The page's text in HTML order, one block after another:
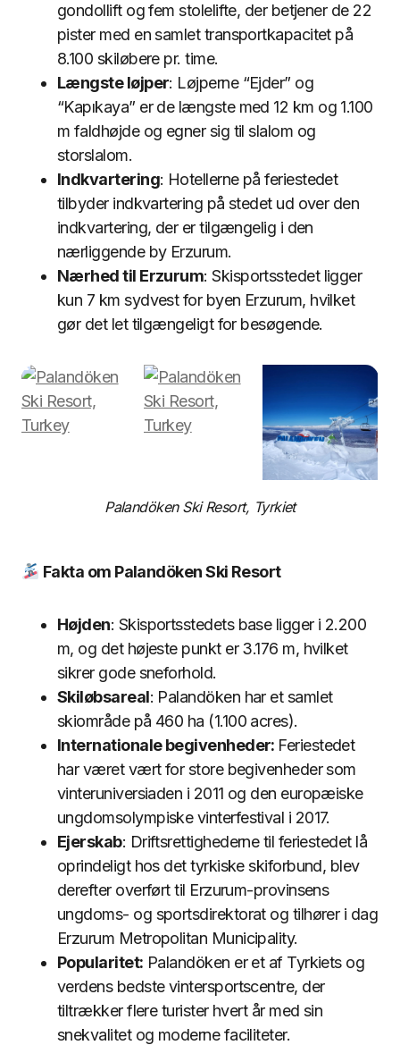
gondollift og fem stolelifte, der betjener de 22
pister med en samlet transportkapacitet på
8.100 skiløbere pr. time.
Længste løjper: Løjperne “Ejder” og
“Kapıkaya” er de længste med 12 km og 1.100
m faldhøjde og egner sig til slalom og
storslalom.
Indkvartering: Hotellerne på feriestedet
tilbyder indkvartering på stedet ud over den
indkvartering, der er tilgængelig i den
nærliggende by Erzurum.
Nærhed til Erzurum: Skisportsstedet ligger
kun 7 km sydvest for byen Erzurum, hvilket
gør det let tilgængeligt for besøgende.
Palandöken Ski Resort, Tyrkiet
Fakta om Palandöken Ski Resort
Højden: Skisportsstedets base ligger i 2.200
m, og det højeste punkt er 3.176 m, hvilket
sikrer gode sneforhold.
Skiløbsareal: Palandöken har et samlet
skiområde på 460 ha (1.100 acres).
Internationale begivenheder: Feriestedet
har været vært for store begivenheder som
vinteruniversiaden i 2011 og den europæiske
ungdomsolympiske vinterfestival i 2017.
Ejerskab: Driftsrettighederne til feriestedet lå
oprindeligt hos det tyrkiske skiforbund, blev
derefter overført til Erzurum-provinsens
ungdoms- og sportsdirektorat og tilhører i dag
Erzurum Metropolitan Municipality.
Popularitet: Palandöken er et af Tyrkiets og
verdens bedste vintersportscentre, der
tiltrækker flere turister hvert år med sin
snekvalitet og moderne faciliteter.